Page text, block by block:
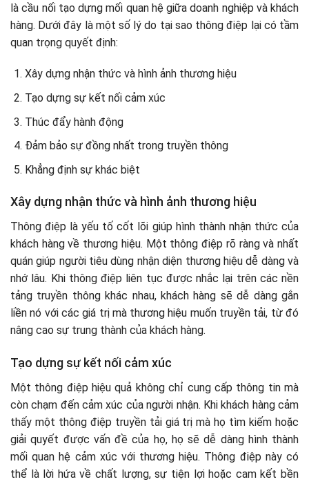
là cầu nối tạo dựng mối quan hệ giữa doanh nghiệp và khách
hàng. Dưới đây là một số lý do tại sao thông điệp lại có tầm
quan trọng quyết định:
Xây dựng nhận thức và hình ảnh thương hiệu
Tạo dựng sự kết nối cảm xúc
Thúc đẩy hành động
Đảm bảo sự đồng nhất trong truyền thông
Khẳng định sự khác biệt
Xây dựng nhận thức và hình ảnh thương hiệu
Thông điệp là yếu tố cốt lõi giúp hình thành nhận thức của
khách hàng về thương hiệu. Một thông điệp rõ ràng và nhất
quán giúp người tiêu dùng nhận diện thương hiệu dễ dàng và
nhớ lâu. Khi thông điệp liên tục được nhắc lại trên các nền
tảng truyền thông khác nhau, khách hàng sẽ dễ dàng gắn
liền nó với các giá trị mà thương hiệu muốn truyền tải, từ đó
nâng cao sự trung thành của khách hàng.
Tạo dựng sự kết nối cảm xúc
Một thông điệp hiệu quả không chỉ cung cấp thông tin mà
còn chạm đến cảm xúc của người nhận. Khi khách hàng cảm
thấy một thông điệp truyền tải giá trị mà họ tìm kiếm hoặc
giải quyết được vấn đề của họ, họ sẽ dễ dàng hình thành
mối quan hệ cảm xúc với thương hiệu. Thông điệp này có
thể là lời hứa về chất lượng, sự tiện lợi hoặc cam kết bền